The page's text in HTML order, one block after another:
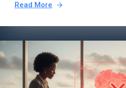
Read More